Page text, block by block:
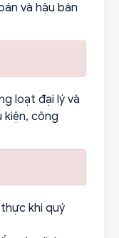
và hậu bán
loạt đại lý và
kiện, công
khi quý